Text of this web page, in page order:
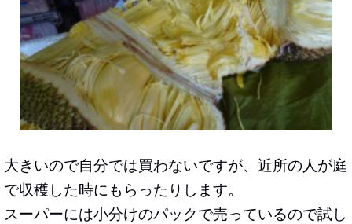
大きいので自分では買わないですが、近所の人が庭
で収穫した時にもらったりします。
スーパーには小分けのパックで売っているので試し